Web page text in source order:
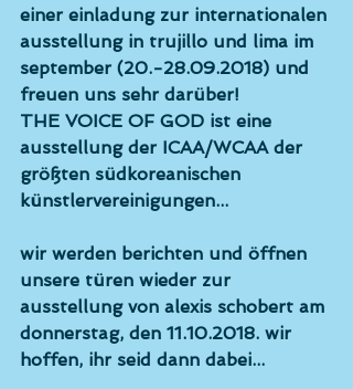
einer einladung zur internationalen
ausstellung in trujillo und lima im
september (20.-28.09.2018) und
freuen uns sehr darüber!
THE VOICE OF GOD ist eine
ausstellung der ICAA/WCAA der
größten südkoreanischen
künstlervereinigungen...
wir werden berichten und öffnen
unsere türen wieder zur
ausstellung von alexis schobert am
donnerstag, den 11.10.2018. wir
hoffen, ihr seid dann dabei...